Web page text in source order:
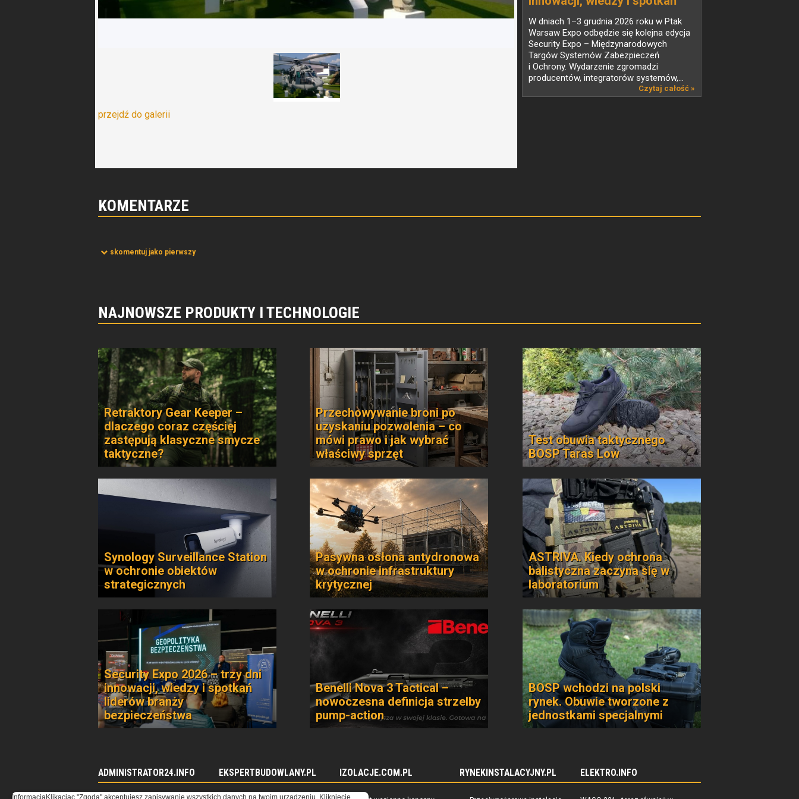
przejdź do galerii
liderów branży
bezpieczeństwa
W dniach 1–3 grudnia 2026 roku w Ptak
Warsaw Expo odbędzie się kolejna edycja
Security Expo – Międzynarodowych
Targów Systemów Zabezpieczeń
i Ochrony. Wydarzenie zgromadzi
producentów, integratorów systemów,...
Czytaj całość »
KOMENTARZE
skomentuj jako pierwszy
NAJNOWSZE PRODUKTY I TECHNOLOGIE
Retraktory Gear Keeper –
dlaczego coraz częściej
zastępują klasyczne smycze
taktyczne?
Przechowywanie broni po
uzyskaniu pozwolenia – co
mówi prawo i jak wybrać
właściwy sprzęt
Test obuwia taktycznego
BOSP Taras Low
Synology Surveillance Station
w ochronie obiektów
strategicznych
Pasywna osłona antydronowa
w ochronie infrastruktury
krytycznej
ASTRIVA. Kiedy ochrona
balistyczna zaczyna się w
laboratorium
Security Expo 2026 – trzy dni
innowacji, wiedzy i spotkań
liderów branży
bezpieczeństwa
Benelli Nova 3 Tactical –
nowoczesna definicja strzelby
pump-action
BOSP wchodzi na polski
rynek. Obuwie tworzone z
jednostkami specjalnymi
ADMINISTRATOR24.INFO EKSPERTBUDOWLANY.PL IZOLACJE.COM.PL RYNEKINSTALACYJNY.PL ELEKTRO.INFO
InformacjaKlikacjąc "Zgoda" akceptujesz zapisywanie wszystkich danych na twoim urządzeniu. Kliknięcie